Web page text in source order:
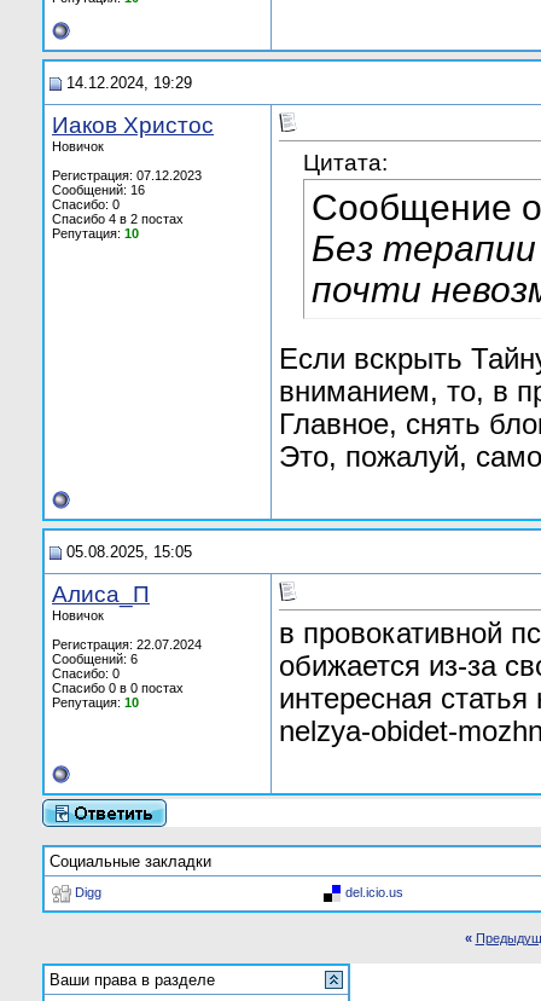
14.12.2024, 19:29
Иаков Христос
Новичок
Регистрация: 07.12.2023
Сообщений: 16
Спасибо: 0
Спасибо 4 в 2 постах
Репутация: 10
Цитата:
Сообщение
Без
почти
Если вскрыть
вниманием, то, в
Главное, снять
Это, пожалуй,
05.08.2025, 15:05
Алиса_П
Новичок
Регистрация: 22.07.2024
Сообщений: 6
Спасибо: 0
Спасибо 0 в 0 постах
Репутация: 10
в провокативной
обижается из-за
интересная
nelzya-obidet-
Социальные закладки
Digg del.icio.us
«
Ваши права в разделе